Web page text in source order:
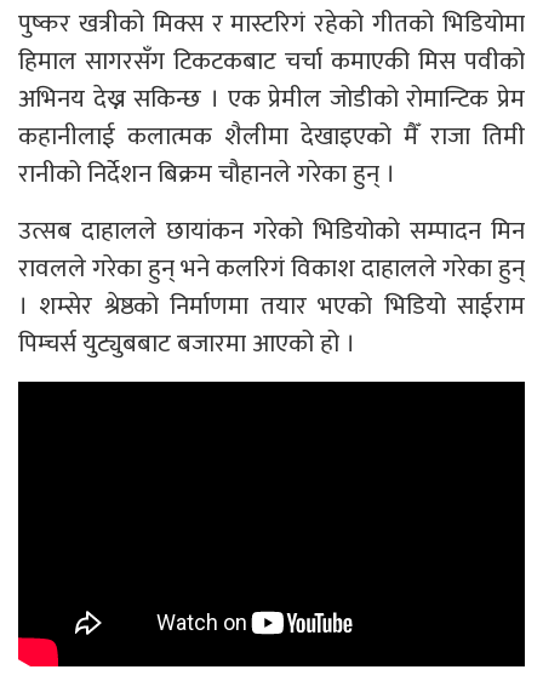
पुष्कर खत्रीको मिक्स र मास्टरिगं रहेको गीतको भिडियोमा
हिमाल सागरसँग टिकटकबाट चर्चा कमाएकी मिस पवीको
अभिनय देख्न सकिन्छ । एक प्रेमील जोडीको रोमान्टिक प्रेम
कहानीलाई कलात्मक शैलीमा देखाइएको मैँ राजा तिमी
रानीको निर्देशन बिक्रम चौहानले गरेका हुन् ।
उत्सब दाहालले छायांकन गरेको भिडियोको सम्पादन मिन
रावलले गरेका हुन् भने कलरिगं विकाश दाहालले गरेका हुन्
। शम्सेर श्रेष्ठको निर्माणमा तयार भएको भिडियो साईराम
पिम्चर्स युट्युबबाट बजारमा आएको हो ।